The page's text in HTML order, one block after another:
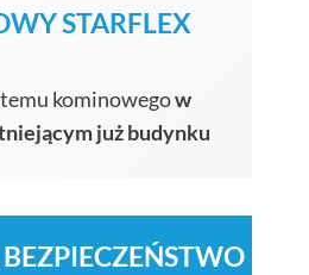
STARFLEX
kominowegow
już budynku